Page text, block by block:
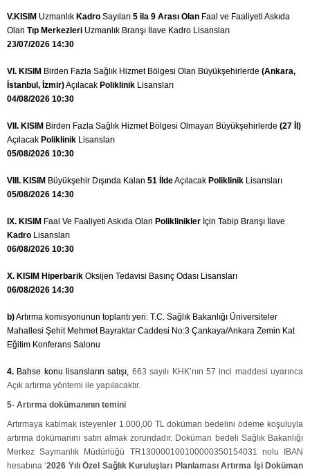
V.KISIM Uzmanlık Kadro Sayıları 5 ila 9 Arası Olan Faal ve Faaliyeti Askıda
Olan Tıp Merkezleri Uzmanlık Branşı İlave Kadro Lisansları
23/07/2026 14:30
VI. KISIM Birden Fazla Sağlık Hizmet Bölgesi Olan Büyükşehirlerde (Ankara,
İstanbul, İzmir)Açılacak Poliklinik Lisansları
04/08/2026 10:30
VII. KISIM Birden Fazla Sağlık Hizmet Bölgesi Olmayan Büyükşehirlerde (27 İl)
Açılacak Poliklinik Lisansları
05/08/2026 10:30
VIII. KISIM Büyükşehir Dışında Kalan 51 İldeAçılacak Poliklinik Lisansları
05/08/2026 14:30
IX. KISIM Faal Ve Faaliyeti Askıda Olan Poliklinikler İçin Tabip Branşı İlave
Kadro Lisansları
06/08/2026 10:30
X. KISIM Hiperbarik Oksijen Tedavisi Basınç Odası Lisansları
06/08/2026 14:30
b)Artırma komisyonunun toplantı yeri: T.C. Sağlık Bakanlığı Üniversiteler
Mahallesi Şehit Mehmet Bayraktar Caddesi No:3 Çankaya/Ankara Zemin Kat
Eğitim Konferans Salonu
4. Bahse konu lisansların satışı, 663 sayılı KHK’nın 57 inci maddesi uyarınca
Açık artırma yöntemi ile yapılacaktır.
5- Artırma dokümanının temini
Artırmaya katılmak isteyenler 1.000,00 TL doküman bedelini ödeme koşuluyla
artırma dokümanını satın almak zorundadır. Doküman bedeli Sağlık Bakanlığı
Merkez Saymanlık Müdürlüğü TR130000100100000350154031 nolu IBAN
hesabına ‘2026 Yılı Özel Sağlık Kuruluşları Planlaması Artırma İşi Doküman